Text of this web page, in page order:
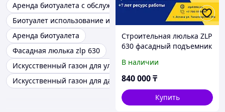
Аренда биотуалета с обслуживанием
Биотуалет использование и обслуживание
Аренда биотуалета
Фасадная люлька zlp 630
Искусственный газон для улицы
Искусственный газон для дачи
Строительная люлька ZLP
630 фасадный подъемник
В наличии
840 000₸
Купить